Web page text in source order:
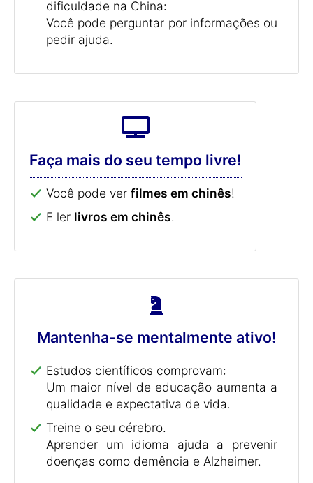
dificuldade na China:
Você pode perguntar por informações ou
pedir ajuda.
Faça mais do seu tempo livre!
Você pode ver filmes em chinês!
E ler livros em chinês.
Mantenha-se mentalmente ativo!
Estudos científicos comprovam:
Um maior nível de educação aumenta a
qualidade e expectativa de vida.
Treine o seu cérebro.
Aprender um idioma ajuda a prevenir
doenças como demência e Alzheimer.